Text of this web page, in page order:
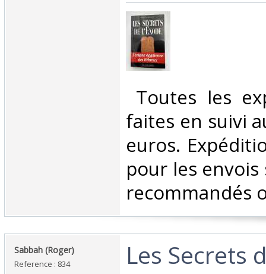
Toutes les
faites en suivi
euros.
pour les envois
recommandés
‎Sabbah (Roger)‎
Reference : 834
‎Les Secrets